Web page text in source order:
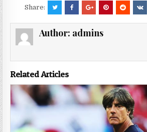
Share:
Author: admins
Related Articles